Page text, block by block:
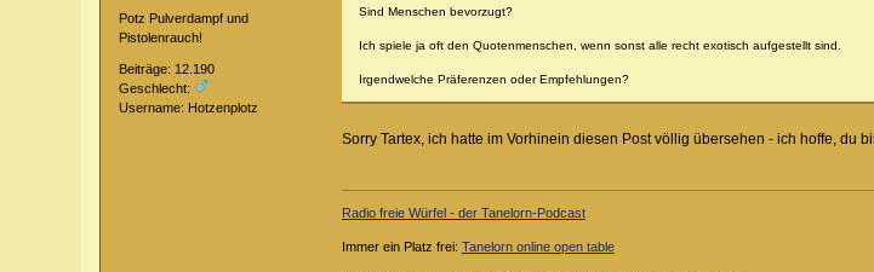
Potz Pulverdampf und
Pistolenrauch!
Beiträge: 12.190
Geschlecht:
Username: Hotzenplotz
Sind Menschen bevorzugt?
Ich spiele ja oft den Quotenmenschen, wenn sonst alle recht exotisch aufgestellt sind.
Irgendwelche Präferenzen oder Empfehlungen?
Sorry Tartex, ich hatte im Vorhinein diesen Post völlig übersehen - ich hoffe, du
Radio freie Würfel - der Tanelorn-Podcast
Immer ein Platz frei: Tanelorn online open table